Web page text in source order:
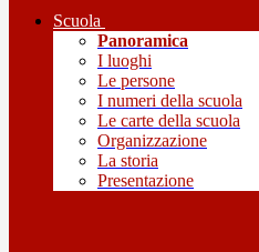
Scuola
Panoramica
I luoghi
Le persone
I numeri della scuola
Le carte della scuola
Organizzazione
La storia
Presentazione